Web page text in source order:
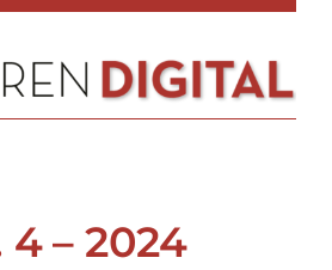
4 – 2024